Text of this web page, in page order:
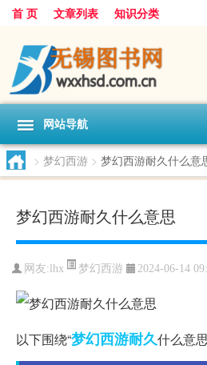
首 页 文章列表 知识分类
网站导航
> 梦幻西游 > 梦幻西游耐久什么意
梦幻西游耐久什么意思
网友:lhx 梦幻西游 2024-06-14
以下围绕“梦幻西游耐久什么意